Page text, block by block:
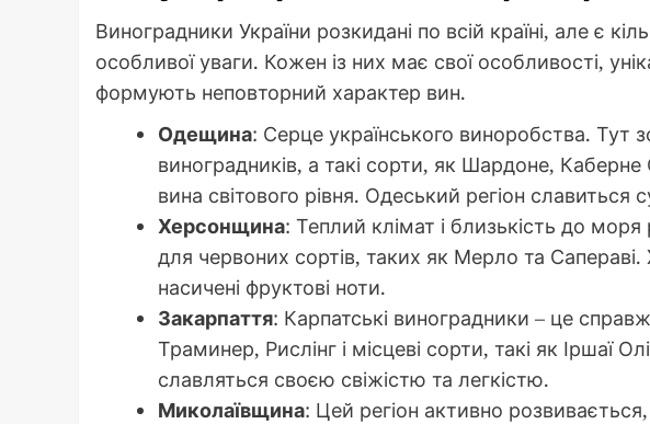
Виноградники України розкидані по всій країні, але є
особливої уваги. Кожен із них має свої особливості,
формують неповторний характер вин.
Одещина: Серце українського виноробства. Тут
виноградників, а такі сорти, як Шардоне, Каберне
вина світового рівня. Одеський регіон
Херсонщина: Теплий клімат і близькість до
для червоних сортів, таких як Мерло та
насичені фруктові ноти.
Закарпаття: Карпатські виноградники – це
Траминер, Рислінг і місцеві сорти, такі як Іршаї
славляться своєю свіжістю та легкістю.
Миколаївщина: Цей регіон активно